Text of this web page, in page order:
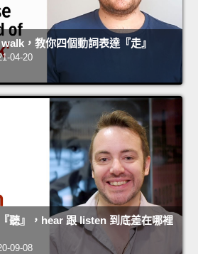
，教你四個動詞表達『走』
04-20
聽』，hear 跟 listen 到底差在哪裡
09-08